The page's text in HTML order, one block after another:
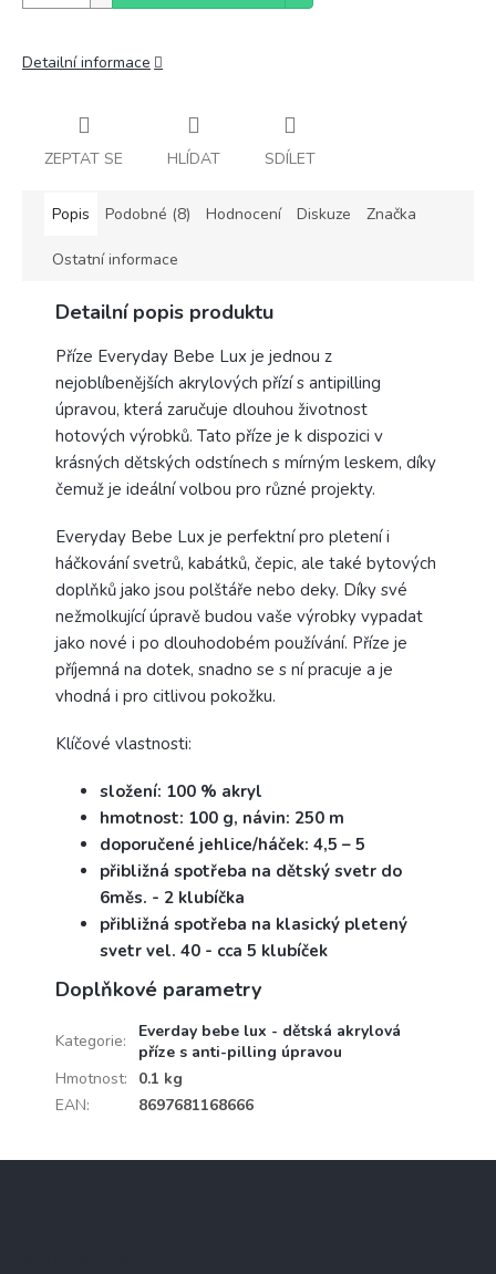
Detailní informace
ZEPTAT SE HLÍDAT SDÍLET
Popis Podobné (8) Hodnocení Diskuze Značka
Ostatní informace
Detailní popis produktu
Příze Everyday Bebe Lux je jednou z
nejoblíbenějších akrylových přízí s antipilling
úpravou, která zaručuje dlouhou životnost
hotových výrobků. Tato příze je k dispozici v
krásných dětských odstínech s mírným leskem, díky
čemuž je ideální volbou pro různé projekty.
Everyday Bebe Lux je perfektní pro pletení i
háčkování svetrů, kabátků, čepic, ale také bytových
doplňků jako jsou polštáře nebo deky. Díky své
nežmolkující úpravě budou vaše výrobky vypadat
jako nové i po dlouhodobém používání. Příze je
příjemná na dotek, snadno se s ní pracuje a je
vhodná i pro citlivou pokožku.
Klíčové vlastnosti:
složení: 100 % akryl
hmotnost: 100 g, návin: 250 m
doporučené jehlice/háček: 4,5 – 5
přibližná spotřeba na dětský svetr do
6měs. - 2 klubíčka
přibližná spotřeba na klasický pletený
svetr vel. 40 - cca 5 klubíček
Doplňkové parametry
Kategorie:
Everday bebe lux - dětská akrylová
příze s anti-pilling úpravou
Hmotnost:
0.1 kg
EAN: 8697681168666